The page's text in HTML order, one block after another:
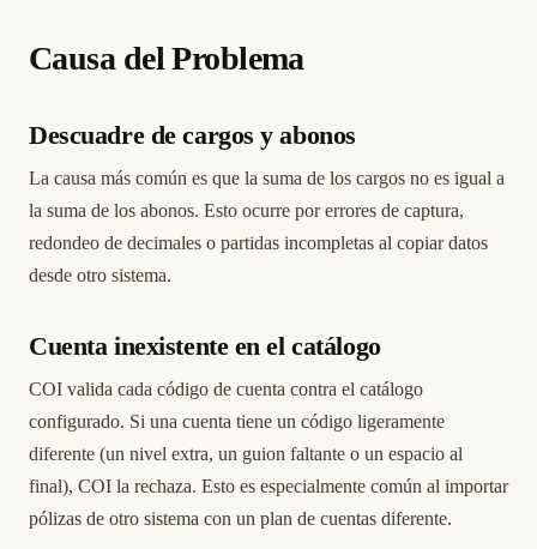
Causa del Problema
Descuadre de cargos y abonos
La causa más común es que la suma de los cargos no es igual a
la suma de los abonos. Esto ocurre por errores de captura,
redondeo de decimales o partidas incompletas al copiar datos
desde otro sistema.
Cuenta inexistente en el catálogo
COI valida cada código de cuenta contra el catálogo
configurado. Si una cuenta tiene un código ligeramente
diferente (un nivel extra, un guion faltante o un espacio al
final), COI la rechaza. Esto es especialmente común al importar
pólizas de otro sistema con un plan de cuentas diferente.